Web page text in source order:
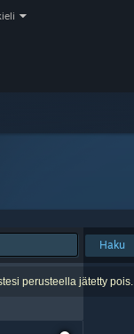
Haku
perusteella jätetty pois.